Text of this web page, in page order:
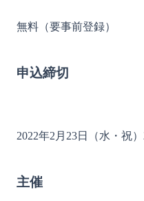
無料（要事前登録）
申込締切
2022年2月23日（水・祝
主催